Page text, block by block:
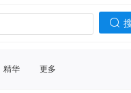
精华 更多